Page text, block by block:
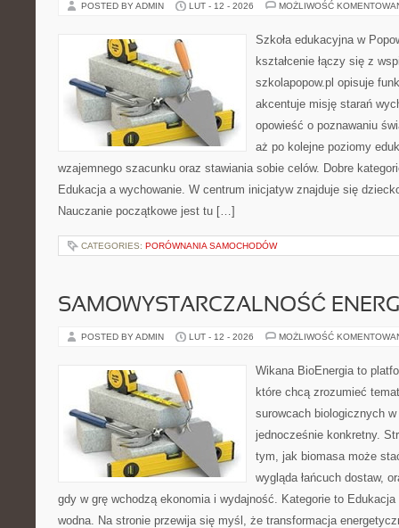
POSTED BY ADMIN LUT - 12 - 2026 MOŻLIWOŚĆ
Szkoła edukacyjna w
kształcenie łączy się z
szkolapopow.pl opisuje
akcentuje misję starań
opowieść o poznawaniu
aż po kolejne poziomy
wzajemnego szacunku oraz stawiania sobie celów. Dobre
Edukacja a wychowanie. W centrum inicjatyw znajduje się
Nauczanie początkowe jest tu […]
CATEGORIES: PORÓWNANIA SAMOCHODÓW
SAMOWYSTARCZALNOŚĆ
POSTED BY ADMIN LUT - 12 - 2026 MOŻLIWOŚĆ
Wikana BioEnergia to
które chcą zrozumieć
surowcach biologicznych
jednocześnie konkretny.
tym, jak biomasa może
wygląda łańcuch dostaw,
gdy w grę wchodzą ekonomia i wydajność. Kategorie to
wodna. Na stronie przewija się myśl, że transformacja